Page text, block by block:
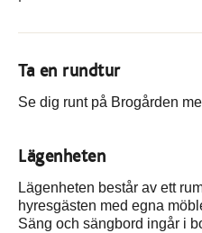
Ta en rundtur
Se dig runt på Brogården
Lägenheten
Lägenheten består av ett
hyresgästen med egna
Säng och sängbord ingår i